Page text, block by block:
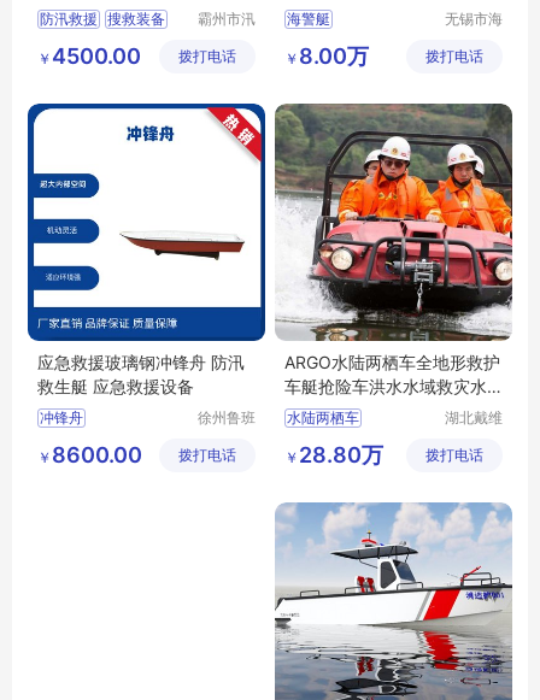
呼吸器
防汛救援 搜救装备
水面供气式潜水装具
霸州市汛
备有限公
￥ 4500.00 拨打电话
海警艇
无锡市海
技有限公
￥ 8.00万 拨打电话
应急救援玻璃钢冲锋舟 防汛
救生艇 应急救援设备
冲锋舟
徐州鲁班
有限公司
￥ 8600.00 拨打电话
ARGO水陆两栖车全地形救护
车艇抢险车洪水水域救灾水
上救援车厂
水陆两栖车
水陆两用车
西贝虎水陆车
湖北戴维
限公司
￥ 28.80万 拨打电话